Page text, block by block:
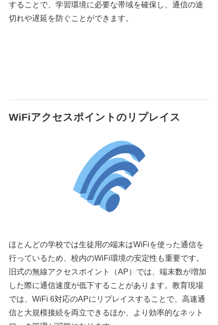
することで、学習環境に必要な帯域を確保し、通信の途
切れや遅延を防ぐことができます。
WiFiアクセスポイントのリプレイス
ほとんどの学校では生徒用の端末はWiFiを使った通信を
行っているため、校内のWiFi環境の安定性も重要です。
旧式の無線アクセスポイント（AP）では、端末数が増加
した際に通信速度が低下することがあります。教育現場
では、WiFi 6対応のAPにリプレイスすることで、高速通
信と大規模接続を両立できるほか、より効率的なネット